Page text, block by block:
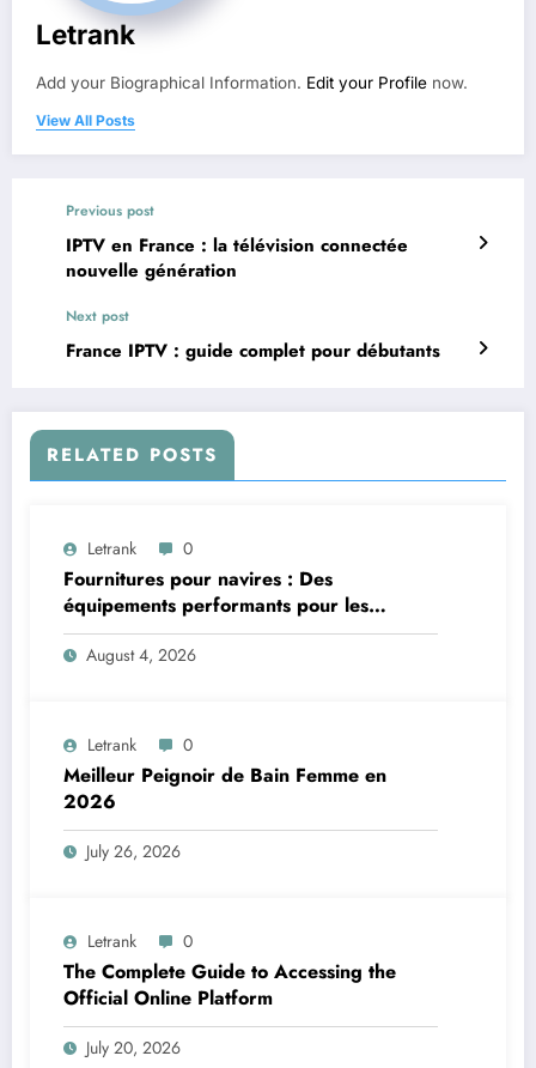
Letrank
Add your Biographical Information. Edit your Profile now.
View All Posts
Previous post
IPTV en France : la télévision connectée
nouvelle génération
Next post
France IPTV : guide complet pour débutants
RELATED POSTS
Letrank 0
Fournitures pour navires : Des
équipements performants pour les
applications maritimes
August 4, 2026
Letrank 0
Meilleur Peignoir de Bain Femme en
2026
July 26, 2026
Letrank 0
The Complete Guide to Accessing the
Official Online Platform
July 20, 2026